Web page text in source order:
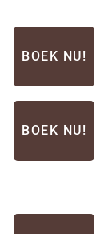
BOEK NU!
BOEK NU!